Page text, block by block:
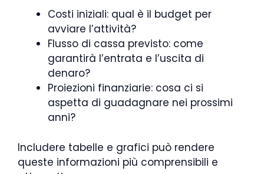
Costi iniziali: qual è il budget per
avviare l’attività?
Flusso di cassa previsto: come
garantirà l’entrata e l’uscita di
denaro?
Proiezioni finanziarie: cosa ci si
aspetta di guadagnare nei prossimi
anni?
Includere tabelle e grafici può rendere
queste informazioni più comprensibili e